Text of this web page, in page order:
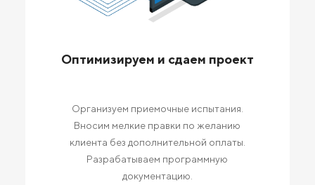
Оптимизируем и сдаем проект
Организуем приемочные испытания.
Вносим мелкие правки по желанию
клиента без дополнительной оплаты.
Разрабатываем программную
документацию.